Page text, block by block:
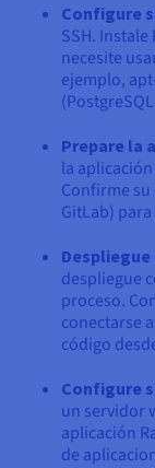
Configure
SSH.
necesite
ejemplo,
Prepare la
la
Confirme
GitLab)
despliegue
proceso.
conectarse
código
Configure
un servidor
aplicación
de